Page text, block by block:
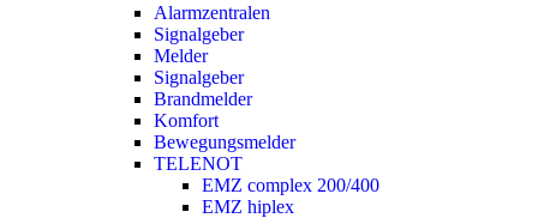
Alarmzentralen
Signalgeber
Melder
Signalgeber
Brandmelder
Komfort
Bewegungsmelder
TELENOT
EMZ complex 200/400
EMZ hiplex